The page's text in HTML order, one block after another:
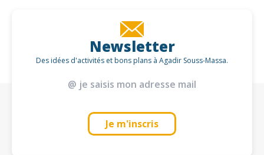
Newsletter
Des idées d'activités et bons plans à Agadir Souss-Massa.
Je m'inscris